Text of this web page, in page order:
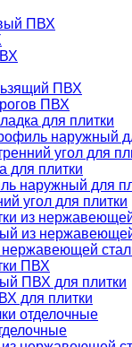
ПВХ
ПВХ
ПВХ
для плитки
наружный
угол для
для плитки
наружный для
угол для плитки
из
из нержавеющей
нержавеющей
ПВХ
ПВХ для плитки
для плитки
отделочные